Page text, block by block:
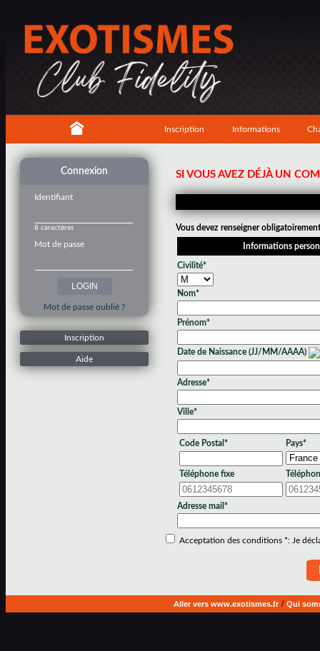
Inscription Informations
Connexion
Identifiant
8 caractères
Mot de passe
Mot de passe oublié ?
Inscription
Aide
SI VOUS AVEZ DÉJÀ UN
Vous devez renseigner
Informations
Civilité*
Nom*
Prénom*
Date de Naissance (JJ/MM/AAAA)
Adresse*
Ville*
Code Postal* Pays*
Téléphone fixe
Adresse mail*
Acceptation des conditions *: Je
Aller vers www.exotismes.fr/ Qui